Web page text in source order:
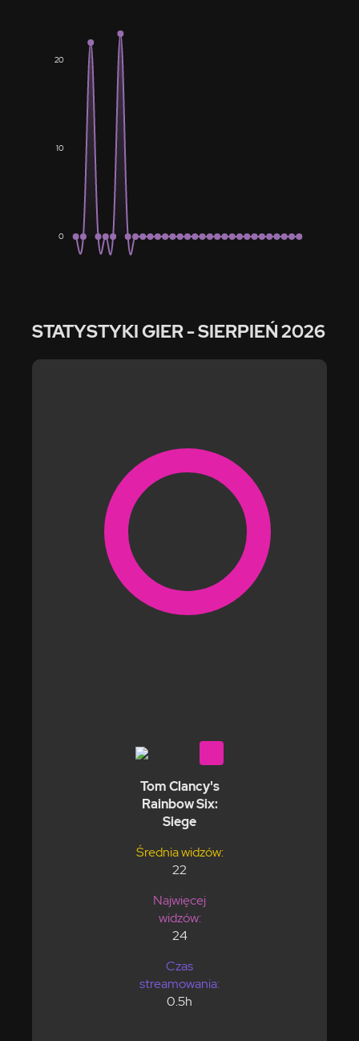
0
10
20
STATYSTYKI GIER- SIERPIEŃ 2026
Tom Clancy's
Rainbow Six:
Siege
Średnia widzów:
22
Najwięcej
widzów:
24
Czas
streamowania:
0.5h